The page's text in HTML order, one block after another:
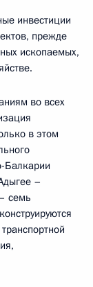
инвестиции
прежде
ископаемых,
во всех
в этом
Балкарии
–
семь